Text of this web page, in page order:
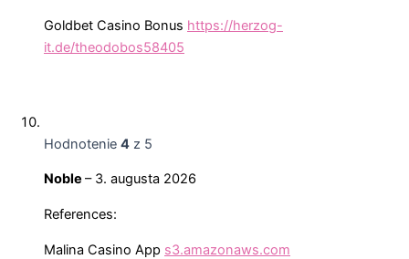
Goldbet Casino Bonus https://herzog-
it.de/theodobos58405
Hodnotenie 4 z 5
Noble – 3. augusta 2026
References:
Malina Casino App s3.amazonaws.com